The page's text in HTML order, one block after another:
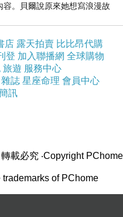
商品資訊
很詳細
容。貝爾說原來她想寫浪漫故
是浪漫故事，是愛情
店 露天拍賣 比比昂代購
登 加入聯播網 全球購物
旅遊 服務中心
雜誌 星座命理 會員中心
訊
載必究 ‧Copyright PChome
of PChome